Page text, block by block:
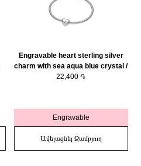
Engravable heart sterling silver
charm with sea aqua blue crystal /
794161C03
22,400 ֏
Engravable
Ավելացնել Զամբյուղ